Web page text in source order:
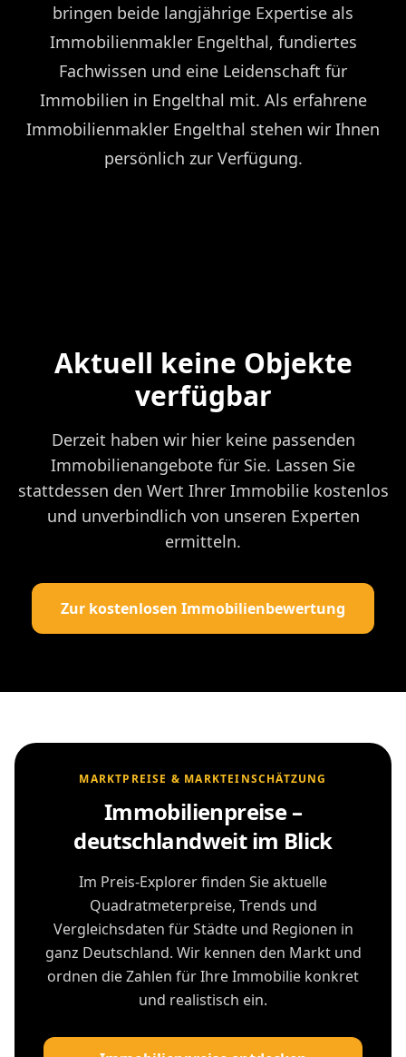
bringen beide langjährige Expertise als
Immobilienmakler Engelthal, fundiertes
Fachwissen und eine Leidenschaft für
Immobilien in Engelthal mit. Als erfahrene
Immobilienmakler Engelthal stehen wir Ihnen
persönlich zur Verfügung.
Aktuell keine Objekte
verfügbar
Derzeit haben wir hier keine passenden
Immobilienangebote für Sie. Lassen Sie
stattdessen den Wert Ihrer Immobilie kostenlos
und unverbindlich von unseren Experten
ermitteln.
Zur kostenlosen Immobilienbewertung
MARKTPREISE & MARKTEINSCHÄTZUNG
Immobilienpreise –
deutschlandweit im Blick
Im Preis-Explorer finden Sie aktuelle
Quadratmeterpreise, Trends und
Vergleichsdaten für Städte und Regionen in
ganz Deutschland. Wir kennen den Markt und
ordnen die Zahlen für Ihre Immobilie konkret
und realistisch ein.